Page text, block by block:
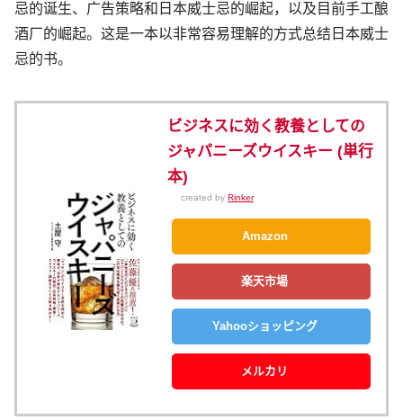
忌的诞生、广告策略和日本威士忌的崛起，以及目前手工酿
酒厂的崛起。这是一本以非常容易理解的方式总结日本威士
忌的书。
ビジネスに効く教養としての
ジャパニーズウイスキー (単行
本)
created by Rinker
Amazon
楽天市場
Yahooショッピング
メルカリ